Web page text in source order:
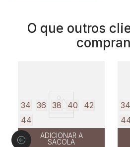
O que outros
34 36 38 40
42
44
ADICIONAR A
SACOLA
34